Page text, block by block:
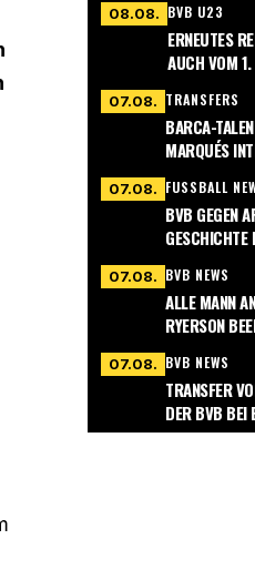
08.08. BVB U23
ERNEUTES
AUCH VOM
07.08. TRANSFERS
BARCA-
MARQUÉS
07.08. FUSSBALL
BVB GEGEN
GESCHICHTE
07.08. BVB NEWS
ALLE MANN
RYERSON
07.08. BVB NEWS
TRANSFER
DER BVB BEI